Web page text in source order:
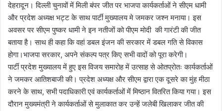
देहरादून। दिल्ली चुनावों में मिली बंपर जीत पर भाजपा कार्यकर्ताओं ने सीएम धामी
और प्रदेश अध्यक्ष भट्ट के साथ पार्टी मुख्यालय मे जमकर जश्न मनाया। इस
अवसर पर सीएम पुष्कर धामी ने इन नतीजों को पीएम मोदी की गारंटी की जीत
बताया है। साथ ही कहा कि वहां डबल इंजन की सरकार में डबल गति से विकास
होगा।भाजपा सरकार, अपने संकल्प पत्र किए सभी वादों को पूरा करेगी।
पार्टी प्रदेश मुख्यालय में हुए इस विजय समारोह में उत्साह से ओतप्रोतः कार्यकर्ताओं
ने जमकर आतिशबाजी की। प्रदेश अध्यक्ष और सीएम द्वारा एक दूसरे का मुंह मीठा
करने के साथ, सभी पदाधिकारी एवं कार्यकर्ताओं में मिष्ठान वितरित किया गया। इस
दौरान मुख्यमंत्री ने कार्यकर्ताओं से मुलाकात कर उन्हें जलेबी खिलाकर जीत की